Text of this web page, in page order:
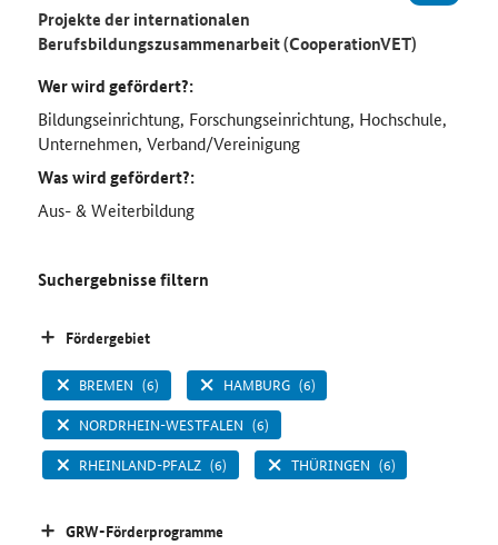
Projekte der internationalen
Berufsbildungszusammenarbeit (CooperationVET)
Wer wird gefördert?:
Bildungseinrichtung, Forschungseinrichtung, Hochschule,
Unternehmen, Verband/Vereinigung
Was wird gefördert?:
Aus- & Weiterbildung
Suchergebnisse filtern
Fördergebiet
BREMEN (6) HAMBURG (6)
NORDRHEIN-WESTFALEN (6)
RHEINLAND-PFALZ (6) THÜRINGEN (6)
GRW-Förderprogramme